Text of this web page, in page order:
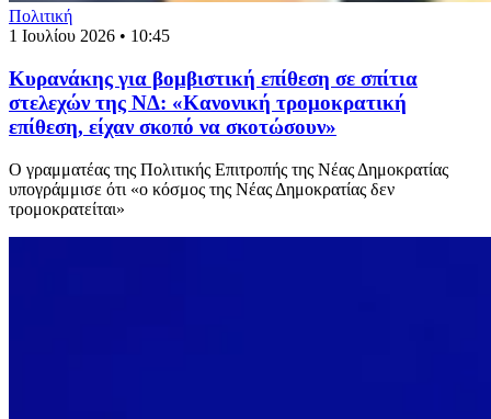
Πολιτική
1 Ιουλίου 2026 • 10:45
Κυρανάκης για βομβιστική επίθεση σε σπίτια
στελεχών της ΝΔ: «Κανονική τρομοκρατική
επίθεση, είχαν σκοπό να σκοτώσουν»
Ο γραμματέας της Πολιτικής Επιτροπής της Νέας Δημοκρατίας
υπογράμμισε ότι «ο κόσμος της Νέας Δημοκρατίας δεν
τρομοκρατείται»